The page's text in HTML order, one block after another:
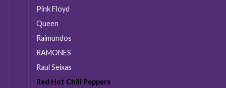
Pink Floyd
Queen
Raimundos
RAMONES
Raul Seixas
Red Hot Chili Peppers